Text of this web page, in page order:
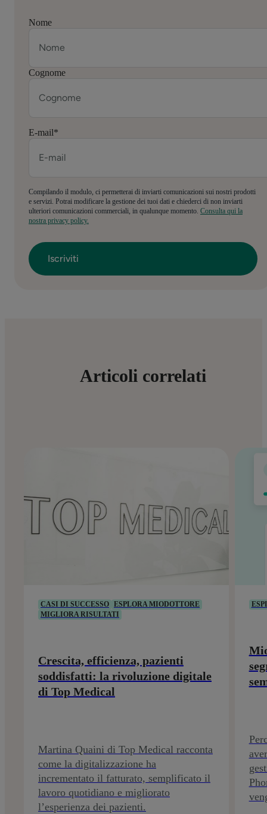
Nome
Cognome
E-mail*
Compilando il modulo, ci permetterai di inviarti comunicazioni sui nostri prodotti
e servizi. Potrai modificare la gestione dei tuoi dati e chiederci di non inviarti
ulteriori comunicazioni commerciali, in qualunque momento. Consulta qui la
nostra privacy policy.
Articoli correlati
CASI DI SUCCESSO ESPLORA MIODOTTORE
MIGLIORA RISULTATI
Crescita, efficienza, pazienti
soddisfatti: la rivoluzione digitale
di Top Medical
Martina Quaini di Top Medical racconta
come la digitalizzazione ha
incrementato il fatturato, semplificato il
lavoro quotidiano e migliorato
l’esperienza dei pazienti.